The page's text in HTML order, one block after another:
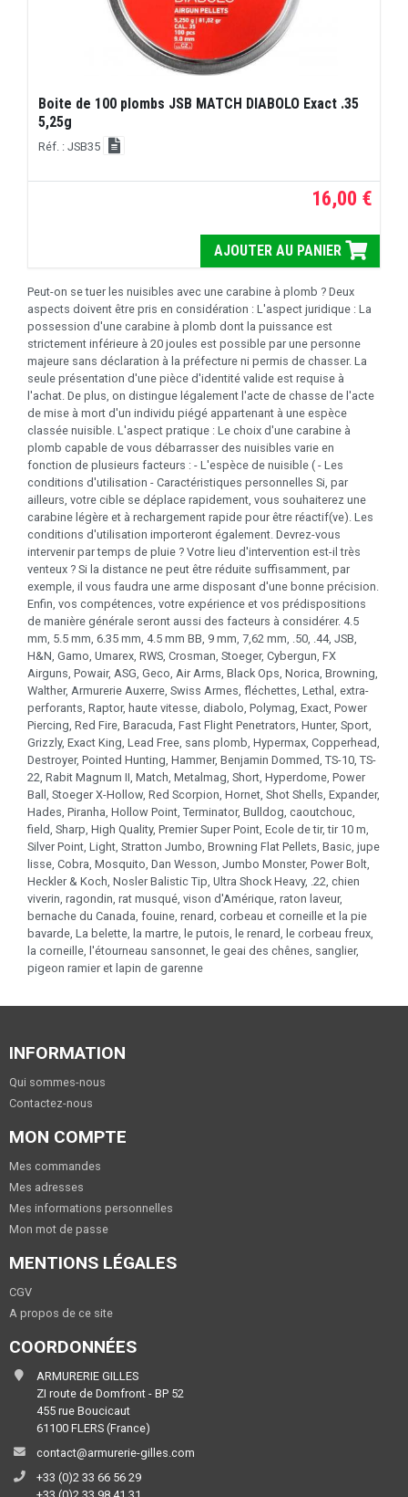
Boite de 100 plombs JSB MATCH DIABOLO Exact .35
5,25g
Réf. : JSB35
16,00 €
AJOUTER AU PANIER
Peut-on se tuer les nuisibles avec une carabine à plomb ? Deux
aspects doivent être pris en considération : L'aspect juridique : La
possession d'une carabine à plomb dont la puissance est
strictement inférieure à 20 joules est possible par une personne
majeure sans déclaration à la préfecture ni permis de chasser. La
seule présentation d'une pièce d'identité valide est requise à
l'achat. De plus, on distingue légalement l'acte de chasse de l'acte
de mise à mort d'un individu piégé appartenant à une espèce
classée nuisible. L'aspect pratique : Le choix d'une carabine à
plomb capable de vous débarrasser des nuisibles varie en
fonction de plusieurs facteurs : - L'espèce de nuisible ( - Les
conditions d'utilisation - Caractéristiques personnelles Si, par
ailleurs, votre cible se déplace rapidement, vous souhaiterez une
carabine légère et à rechargement rapide pour être réactif(ve). Les
conditions d'utilisation importeront également. Devrez-vous
intervenir par temps de pluie ? Votre lieu d'intervention est-il très
venteux ? Si la distance ne peut être réduite suffisamment, par
exemple, il vous faudra une arme disposant d'une bonne précision.
Enfin, vos compétences, votre expérience et vos prédispositions
de manière générale seront aussi des facteurs à considérer. 4.5
mm, 5.5 mm, 6.35 mm, 4.5 mm BB, 9 mm, 7,62 mm, .50, .44, JSB,
H&N, Gamo, Umarex, RWS, Crosman, Stoeger, Cybergun, FX
Airguns, Powair, ASG, Geco, Air Arms, Black Ops, Norica, Browning,
Walther, Armurerie Auxerre, Swiss Armes, fléchettes, Lethal, extra-
perforants, Raptor, haute vitesse, diabolo, Polymag, Exact, Power
Piercing, Red Fire, Baracuda, Fast Flight Penetrators, Hunter, Sport,
Grizzly, Exact King, Lead Free, sans plomb, Hypermax, Copperhead,
Destroyer, Pointed Hunting, Hammer, Benjamin Dommed, TS-10, TS-
22, Rabit Magnum II, Match, Metalmag, Short, Hyperdome, Power
Ball, Stoeger X-Hollow, Red Scorpion, Hornet, Shot Shells, Expander,
Hades, Piranha, Hollow Point, Terminator, Bulldog, caoutchouc,
field, Sharp, High Quality, Premier Super Point, Ecole de tir, tir 10 m,
Silver Point, Light, Stratton Jumbo, Browning Flat Pellets, Basic, jupe
lisse, Cobra, Mosquito, Dan Wesson, Jumbo Monster, Power Bolt,
Heckler & Koch, Nosler Balistic Tip, Ultra Shock Heavy, .22, chien
viverin, ragondin, rat musqué, vison d'Amérique, raton laveur,
bernache du Canada, fouine, renard, corbeau et corneille et la pie
bavarde, La belette, la martre, le putois, le renard, le corbeau freux,
la corneille, l'étourneau sansonnet, le geai des chênes, sanglier,
pigeon ramier et lapin de garenne
INFORMATION
Qui sommes-nous
Contactez-nous
MON COMPTE
Mes commandes
Mes adresses
Mes informations personnelles
Mon mot de passe
MENTIONS LÉGALES
CGV
A propos de ce site
COORDONNÉES
ARMURERIE GILLES
ZI route de Domfront - BP 52
455 rue Boucicaut
61100 FLERS (France)
contact@armurerie-gilles.com
+33 (0)2 33 66 56 29